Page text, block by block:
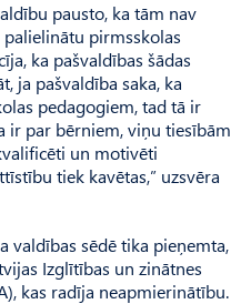
pausto, ka tām nav
pirmsskolas
ka pašvaldības šādas
ja pašvaldība saka, ka
pedagogiem, tad tā ir
ir par bērniem, viņu tiesībām
un motivēti
tiek kavētas,” uzsvēra
valdības sēdē tika pieņemta,
Izglītības un zinātnes
kas radīja neapmierinātību.